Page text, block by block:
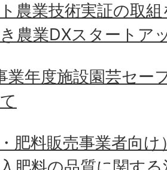
農業技術実証の取
農業DXスタートア
業年度施設園芸セー
・肥料販売事業者向